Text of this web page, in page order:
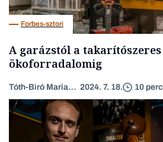
Forbes-sztori
A garázstól a takarítószeres
ökoforradalomig
Tóth-Biró Marianna 2024. 7. 18. 10 perc